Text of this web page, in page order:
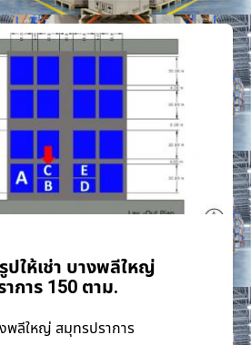
ปให้เช่า บางพลีใหญ่
การ 150 ตาม.
พลีใหญ่ สมุทรปราการ